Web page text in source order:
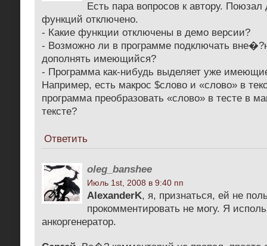
Есть пара вопросов к автору. Поюзал
функций отключено.
- Какие функции отключены в демо версии?
- Возможно ли в программе подключать
дополнять имеющийся?
- Программа как-нибудь выделяет уже
Например, есть макрос $слово и «слово» в
программа преобразовать «слово» в тесте в
тексте?
Ответить
oleg_banshee
Июль 1st, 2008 в 9:40 пп
AlexanderK, я, признаться, ей не
прокомментировать не могу. Я
анкоргенератор.